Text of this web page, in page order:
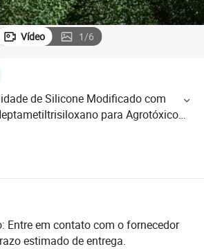
Vídeo 1/6
de Silicone Modificado com
para Agrotóxicos
Entre em contato com o fornecedor
estimado de entrega.